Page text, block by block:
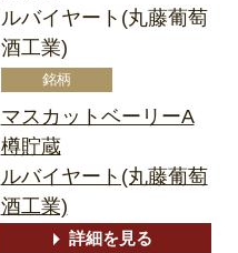
ルバイヤート(丸藤葡萄
酒工業)
マスカットベーリーA
樽貯蔵
ルバイヤート(丸藤葡萄
酒工業)
詳細を見る